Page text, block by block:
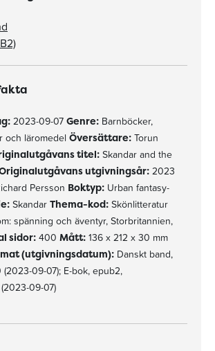
2023-09-07 Genre: Barnböcker,
och läromedel Översättare: Torun
titel: Skandar and the
utgivningsår: 2023
Persson Boktyp: Urban fantasy-
Skandar Thema-kod: Skönlitteratur
spänning och äventyr, Storbritannien,
sidor: 400 Mått: 136 x 212 x 30 mm
(utgivningsdatum): Danskt band,
09-07); E-bok, epub2,
09-07)